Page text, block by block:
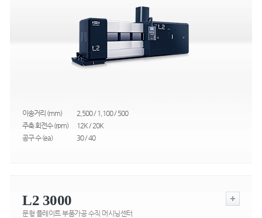
이송거리 (mm)
2,500 / 1,100 / 500
주축 회전수 (rpm)
12K / 20K
공구 수 (ea)
30 / 40
L2 3000
문형 플레이트 부품가공 수직 머시닝센터